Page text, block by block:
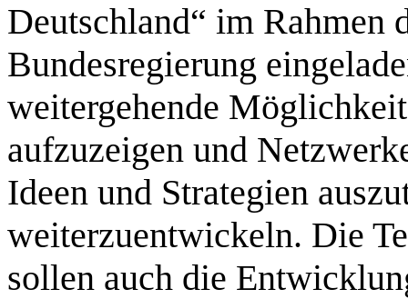
Deutschland“ im Rahmen
Bundesregierung
weitergehende
aufzuzeigen und
Ideen und Strategien
weiterzuentwickeln. Die
sollen auch die